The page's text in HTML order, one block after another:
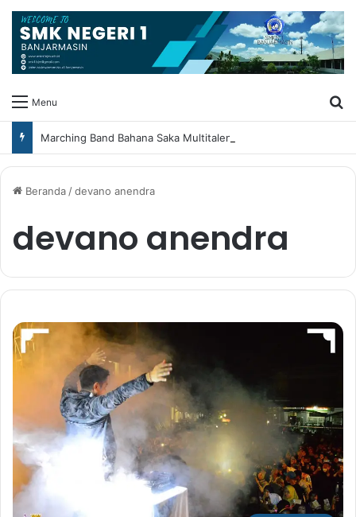
Menu
Beranda/devano anendra
devano anendra